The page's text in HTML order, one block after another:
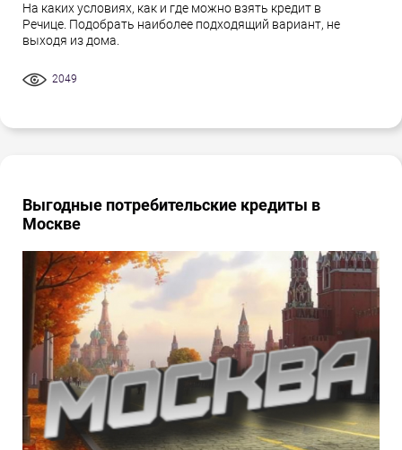
На каких условиях, как и где можно взять кредит в
Речице. Подобрать наиболее подходящий вариант, не
выходя из дома.
2049
Выгодные потребительские кредиты в
Москве